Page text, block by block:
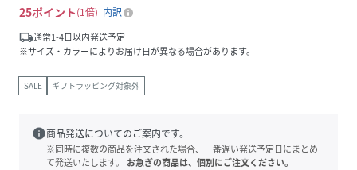
25ポイント 1倍
内訳
local_shipping通常1-4日以内発送予定
※サイズ・カラーによりお届け日が異なる場合があります。
SALE ギフトラッピング対象外
info商品発送についてのご案内です。
※同時に複数の商品を注文された場合、一番遅い発送予定日にまとめ
て発送いたします。
お急ぎの商品は、個別にご注文ください。